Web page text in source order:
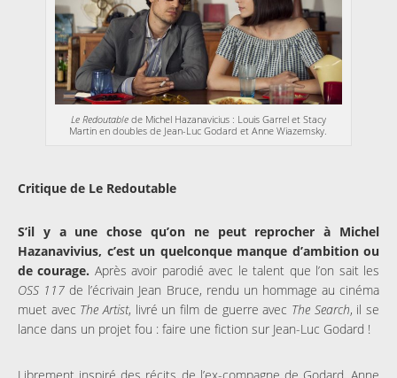
Le Redoutablede Michel Hazanavicius : Louis Garrel et Stacy
Martin en doubles de Jean-Luc Godard et Anne Wiazemsky.
Critique de Le Redoutable
S’il y a une chose qu’on ne peut reprocher à Michel
Hazanavivius, c’est un quelconque manque d’ambition ou
de courage. Après avoir parodié avec le talent que l’on sait les
OSS 117 de l’écrivain Jean Bruce, rendu un hommage au cinéma
muet avec The Artist, livré un film de guerre avec The Search, il se
lance dans un projet fou : faire une fiction sur Jean-Luc Godard !
Librement inspiré des récits de l’ex-compagne de Godard, Anne